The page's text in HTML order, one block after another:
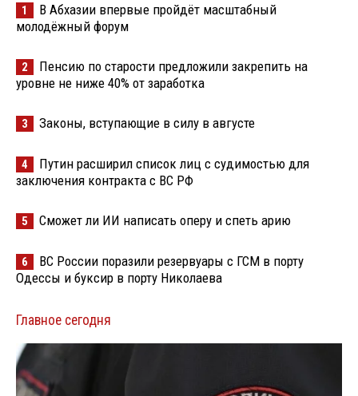
1
В Абхазии впервые пройдёт масштабный
молодёжный форум
2
Пенсию по старости предложили закрепить на
уровне не ниже 40% от заработка
3 Законы, вступающие в силу в августе
4
Путин расширил список лиц с судимостью для
заключения контракта с ВС РФ
5 Сможет ли ИИ написать оперу и спеть арию
6
ВС России поразили резервуары с ГСМ в порту
Одессы и буксир в порту Николаева
Главное сегодня